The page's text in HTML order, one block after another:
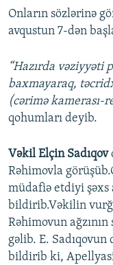
Onların sözlərinə
avqustun 7-dən
“Hazırda vəziyyəti
baxmayaraq,
(cərimə kamerası-
qohumları deyib.
Vəkil Elçin Sadıqov
Rəhimovla
müdafiə etdiyi şəxs
bildirib.Vəkilin
Rəhimovun
gəlib. E.
bildirib ki,